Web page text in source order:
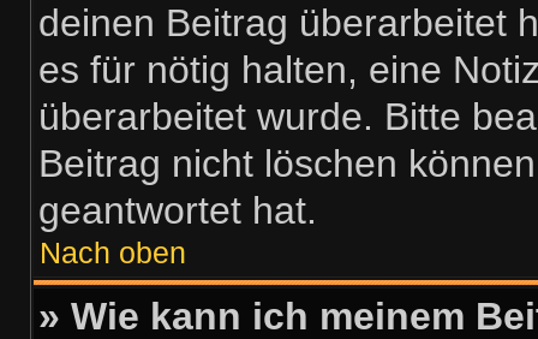
deinen Beitrag überarbeitet
es für nötig halten, eine
überarbeitet wurde. Bitte
Beitrag nicht löschen
geantwortet hat.
Nach oben
» Wie kann ich meinem